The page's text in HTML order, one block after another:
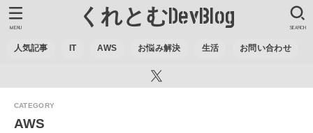
くれとむDevBlog
人気記事 IT AWS お悩み解決 生活 お問い合わせ
SEARCH
MENU
AWS